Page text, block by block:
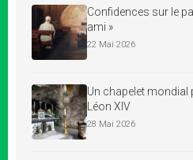
Confidences sur le
ami »
22 Mai 2026
Un chapelet mondial
Léon XIV
28 Mai 2026